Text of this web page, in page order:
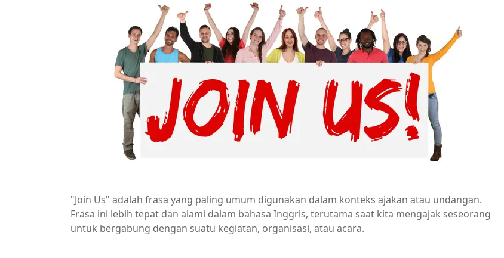
"Join Us" adalah frasa yang paling umum digunakan dalam konteks ajakan atau undangan.
Frasa ini lebih tepat dan alami dalam bahasa Inggris, terutama saat kita mengajak seseorang
untuk bergabung dengan suatu kegiatan, organisasi, atau acara.